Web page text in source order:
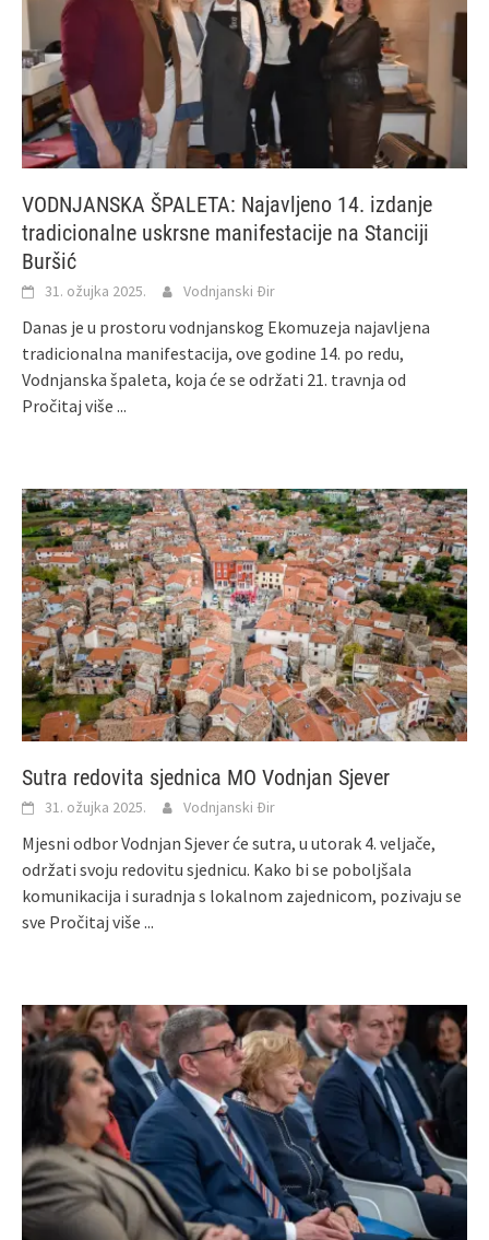
VODNJANSKA ŠPALETA: Najavljeno 14. izdanje
tradicionalne uskrsne manifestacije na Stanciji
Buršić
31. ožujka 2025. Vodnjanski Đir
Danas je u prostoru vodnjanskog Ekomuzeja najavljena
tradicionalna manifestacija, ove godine 14. po redu,
Vodnjanska špaleta, koja će se održati 21. travnja od
Pročitaj više ...
Sutra redovita sjednica MO Vodnjan Sjever
31. ožujka 2025. Vodnjanski Đir
Mjesni odbor Vodnjan Sjever će sutra, u utorak 4. veljače,
održati svoju redovitu sjednicu. Kako bi se poboljšala
komunikacija i suradnja s lokalnom zajednicom, pozivaju se
sve Pročitaj više ...